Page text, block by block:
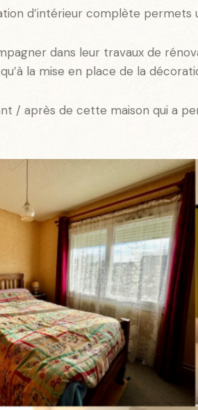
d’intérieur complète
dans leur travaux de
la mise en place de la
/ après de cette maison qui a